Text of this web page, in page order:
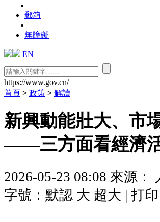
|
郵箱
|
無障礙
EN
https://www.gov.cn/
首頁>政策>解讀
新興動能壯大、市
——三方面看經濟
2026-05-23 08:08 來源：
字號： 默認 大 超大 | 打印